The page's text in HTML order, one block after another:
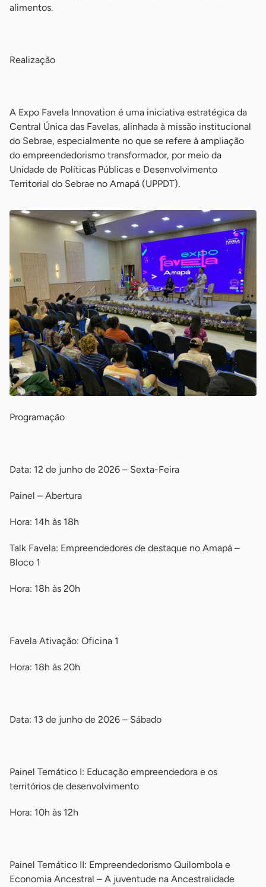
alimentos.
Realização
A Expo Favela Innovation é uma iniciativa estratégica da
Central Única das Favelas, alinhada à missão institucional
do Sebrae, especialmente no que se refere à ampliação
do empreendedorismo transformador, por meio da
Unidade de Políticas Públicas e Desenvolvimento
Territorial do Sebrae no Amapá (UPPDT).
Programação
Data: 12 de junho de 2026 – Sexta-Feira
Painel – Abertura
Hora: 14h às 18h
Talk Favela: Empreendedores de destaque no Amapá –
Bloco 1
Hora: 18h às 20h
Favela Ativação: Oficina 1
Hora: 18h às 20h
Data: 13 de junho de 2026 – Sábado
Painel Temático I: Educação empreendedora e os
territórios de desenvolvimento
Hora: 10h às 12h
Painel Temático II: Empreendedorismo Quilombola e
Economia Ancestral – A juventude na Ancestralidade